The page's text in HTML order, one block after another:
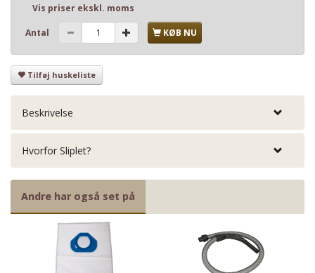
Vis priser ekskl. moms
Antal KØB NU
Tilføj huskeliste
Beskrivelse
Hvorfor Sliplet?
Andre har også set på